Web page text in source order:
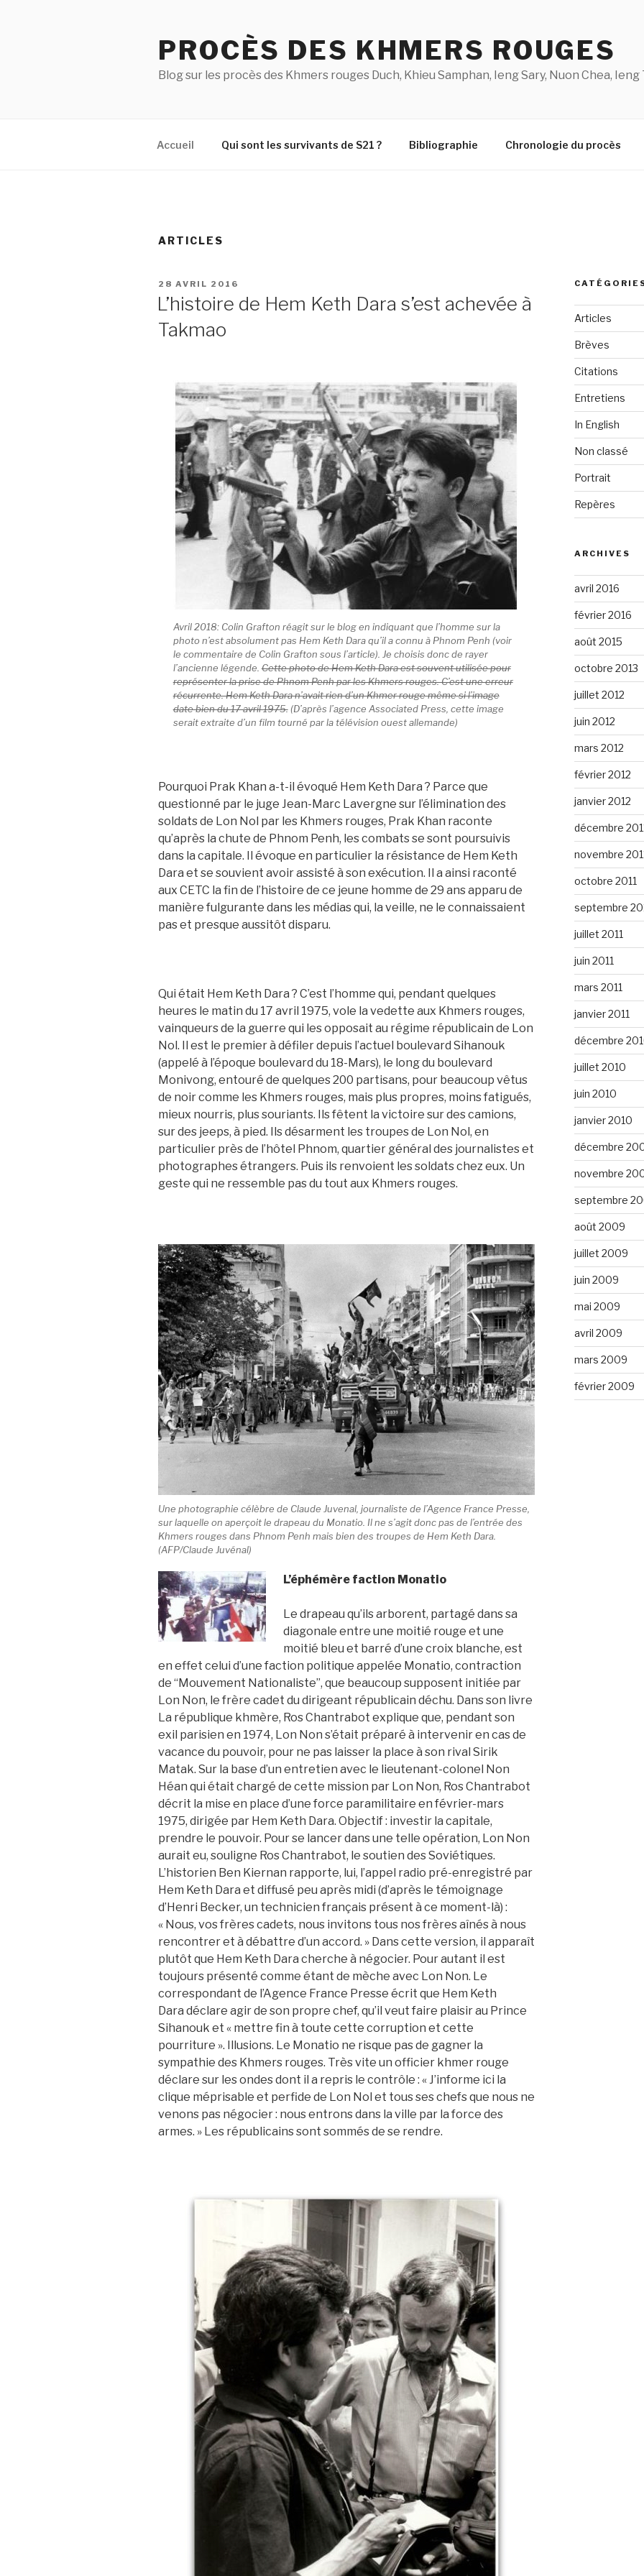
PROCÈS DES KHMERS ROUGES
Blog sur les procès des Khmers rouges Duch, Khieu Samphan, Ieng Sary, Nuon Chea,
Accueil Qui sont les survivants de S21 ? Bibliographie Chronologie du procès
ARTICLES
PUBLIÉ
LE
28 AVRIL 2016
L’histoire de Hem Keth Dara s’est achevée à
Takmao
Avril 2018: Colin Grafton réagit sur le blog en indiquant que l’homme sur la
photo n’est absolument pas Hem Keth Dara qu’il a connu à Phnom Penh (voir
le commentaire de Colin Grafton sous l’article). Je choisis donc de rayer
l’ancienne légende.Cette photo de Hem Keth Dara est souvent utilisée pour
représenter la prise de Phnom Penh par les Khmers rouges. C’est une erreur
récurrente. Hem Keth Dara n’avait rien d’un Khmer rouge même si l’image
date bien du 17 avril 1975.(D’après l’agence Associated Press, cette image
serait extraite d’un film tourné par la télévision ouest allemande)
Pourquoi Prak Khan a-t-il évoqué Hem Keth Dara ? Parce que
questionné par le juge Jean-Marc Lavergne sur l’élimination des
soldats de Lon Nol par les Khmers rouges, Prak Khan raconte
qu’après la chute de Phnom Penh, les combats se sont poursuivis
dans la capitale. Il évoque en particulier la résistance de Hem Keth
Dara et se souvient avoir assisté à son exécution. Il a ainsi raconté
aux CETC la fin de l’histoire de ce jeune homme de 29 ans apparu de
manière fulgurante dans les médias qui, la veille, ne le connaissaient
pas et presque aussitôt disparu.
Qui était Hem Keth Dara ? C’est l’homme qui, pendant quelques
heures le matin du 17 avril 1975, vole la vedette aux Khmers rouges,
vainqueurs de la guerre qui les opposait au régime républicain de Lon
Nol. Il est le premier à défiler depuis l’actuel boulevard Sihanouk
(appelé à l’époque boulevard du 18-Mars), le long du boulevard
Monivong, entouré de quelques 200 partisans, pour beaucoup vêtus
de noir comme les Khmers rouges, mais plus propres, moins fatigués,
mieux nourris, plus souriants. Ils fêtent la victoire sur des camions,
sur des jeeps, à pied. Ils désarment les troupes de Lon Nol, en
particulier près de l’hôtel Phnom, quartier général des journalistes et
photographes étrangers. Puis ils renvoient les soldats chez eux. Un
geste qui ne ressemble pas du tout aux Khmers rouges.
Une photographie célèbre de Claude Juvenal, journaliste de l’Agence France Presse,
sur laquelle on aperçoit le drapeau du Monatio. Il ne s’agit donc pas de l’entrée des
Khmers rouges dans Phnom Penh mais bien des troupes de Hem Keth Dara.
(AFP/Claude Juvénal)
L’éphémère faction Monatio
Le drapeau qu’ils arborent, partagé dans sa
diagonale entre une moitié rouge et une
moitié bleu et barré d’une croix blanche, est
en effet celui d’une faction politique appelée Monatio, contraction
de “Mouvement Nationaliste”, que beaucoup supposent initiée par
Lon Non, le frère cadet du dirigeant républicain déchu. Dans son livre
La république khmère, Ros Chantrabot explique que, pendant son
exil parisien en 1974, Lon Non s’était préparé à intervenir en cas de
vacance du pouvoir, pour ne pas laisser la place à son rival Sirik
Matak. Sur la base d’un entretien avec le lieutenant-colonel Non
Héan qui était chargé de cette mission par Lon Non, Ros Chantrabot
décrit la mise en place d’une force paramilitaire en février-mars
1975, dirigée par Hem Keth Dara. Objectif : investir la capitale,
prendre le pouvoir. Pour se lancer dans une telle opération, Lon Non
aurait eu, souligne Ros Chantrabot, le soutien des Soviétiques.
L’historien Ben Kiernan rapporte, lui, l’appel radio pré-enregistré par
Hem Keth Dara et diffusé peu après midi (d’après le témoignage
d’Henri Becker, un technicien français présent à ce moment-là) :
« Nous, vos frères cadets, nous invitons tous nos frères aînés à nous
rencontrer et à débattre d’un accord. » Dans cette version, il apparaît
plutôt que Hem Keth Dara cherche à négocier. Pour autant il est
toujours présenté comme étant de mèche avec Lon Non. Le
correspondant de l’Agence France Presse écrit que Hem Keth
Dara déclare agir de son propre chef, qu’il veut faire plaisir au Prince
Sihanouk et « mettre fin à toute cette corruption et cette
pourriture ». Illusions. Le Monatio ne risque pas de gagner la
sympathie des Khmers rouges. Très vite un officier khmer rouge
déclare sur les ondes dont il a repris le contrôle : « J’informe ici la
clique méprisable et perfide de Lon Nol et tous ses chefs que nous ne
venons pas négocier : nous entrons dans la ville par la force des
armes. » Les républicains sont sommés de se rendre.
Articles
Brèves
Citations
Entretiens
In English
Non classé
Portrait
Repères
ARCHIVES
avril 2016
février 2016
août 2015
octobre 2013
juillet 2012
juin 2012
mars 2012
février 2012
janvier 2012
décembre
novembre
octobre 2011
septembre
juillet 2011
juin 2011
mars 2011
janvier 2011
décembre
juillet 2010
juin 2010
janvier 2010
décembre
novembre
septembre
août 2009
juillet 2009
juin 2009
mai 2009
avril 2009
mars 2009
février 2009